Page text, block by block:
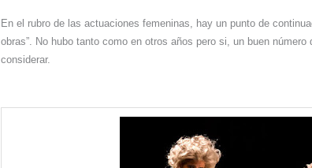
En el rubro de las actuaciones femeninas, hay un punto de
obras”. No hubo tanto como en otros años pero si, un buen
considerar.